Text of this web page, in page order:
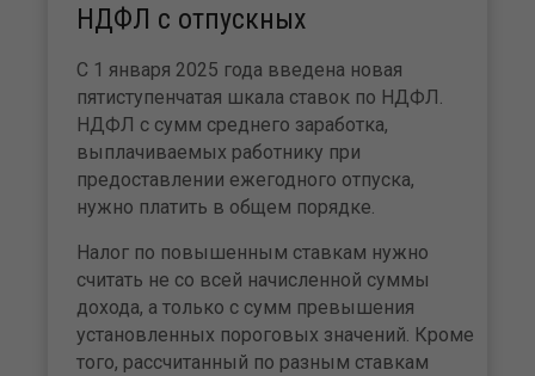
НДФЛ с отпускных
С 1 января 2025 года введена новая
пятиступенчатая шкала ставок по НДФЛ.
НДФЛ с сумм среднего заработка,
выплачиваемых работнику при
предоставлении ежегодного отпуска,
нужно платить в общем порядке.
Налог по повышенным ставкам нужно
считать не со всей начисленной суммы
дохода, а только с сумм превышения
установленных пороговых значений. Кроме
того, рассчитанный по разным ставкам